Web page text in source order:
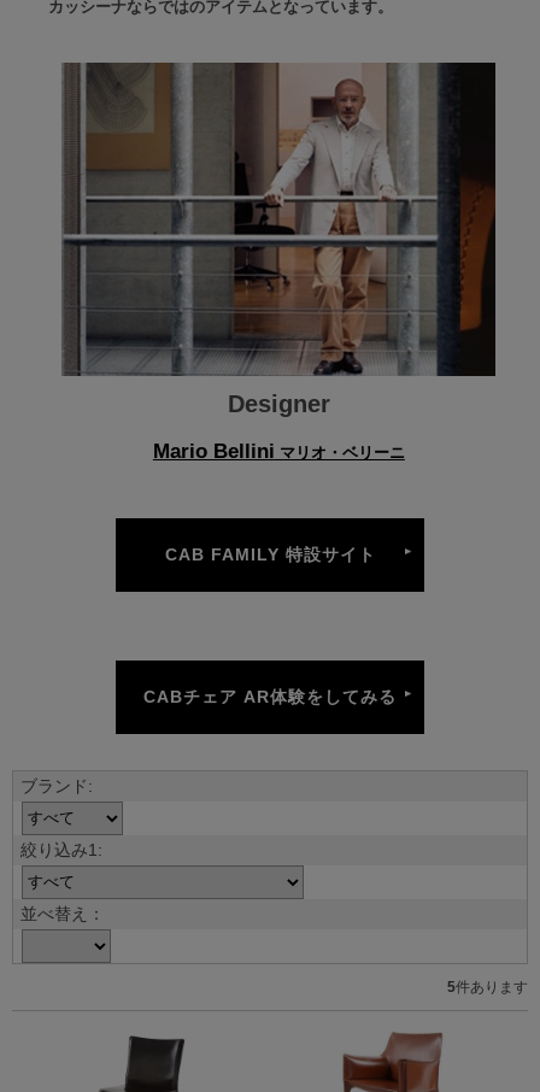
カッシーナならではのアイテムとなっています。
Designer
Mario Bellini マリオ・ベリーニ
CAB FAMILY 特設サイト
CABチェア AR体験をしてみる
並べ替え：
5件あります